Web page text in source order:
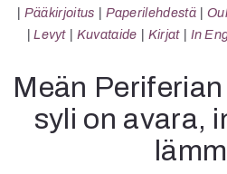
Tanssi
Pääkirjoitus
Paperilehdestä
Levyt
Kuvataide Kirjat In
Meän
syli on avara,